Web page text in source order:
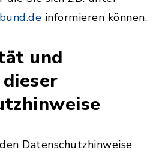
informieren können.
und
Datenschutzhinweise